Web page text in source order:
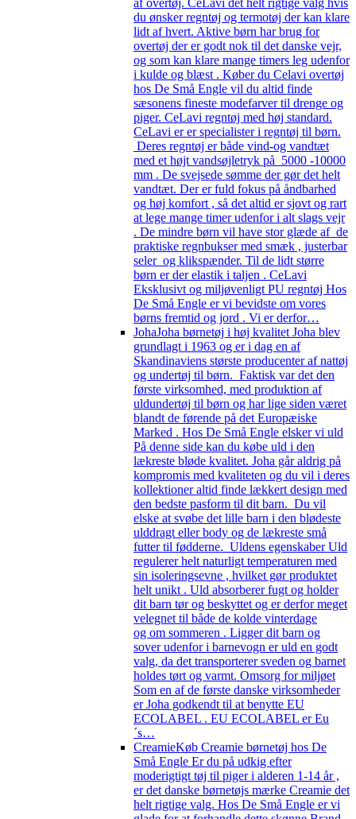
du ønsker regntøj og termotøj der kan klare
lidt af hvert. Aktive børn har brug for
overtøj der er godt nok til det danske vejr,
og som kan klare mange timers leg udenfor
i kulde og blæst . Køber du Celavi overtøj
hos De Små Engle vil du altid finde
sæsonens fineste modefarver til drenge og
piger. CeLavi regntøj med høj standard.
CeLavi er er specialister i regntøj til børn.
Deres regntøj er både vind-og vandtæt
med et højt vandsøjletryk på 5000 -10000
mm . De svejsede sømme der gør det helt
vandtæt. Der er fuld fokus på åndbarhed
og høj komfort , så det altid er sjovt og rart
at lege mange timer udenfor i alt slags vejr
. De mindre børn vil have stor glæde af de
praktiske regnbukser med smæk , justerbar
seler og klikspænder. Til de lidt større
børn er der elastik i taljen . CeLavi
Eksklusivt og miljøvenligt PU regntøj Hos
De Små Engle er vi bevidste om vores
børns fremtid og jord . Vi er derfor…
JohaJoha børnetøj i høj kvalitet Joha blev
grundlagt i 1963 og er i dag en af
Skandinaviens største producenter af nattøj
og undertøj til børn. Faktisk var det den
første virksomhed, med produktion af
uldundertøj til børn og har lige siden været
blandt de førende på det Europæiske
Marked . Hos De Små Engle elsker vi uld
På denne side kan du købe uld i den
lækreste bløde kvalitet. Joha går aldrig på
kompromis med kvaliteten og du vil i deres
kollektioner altid finde lækkert design med
den bedste pasform til dit barn. Du vil
elske at svøbe det lille barn i den blødeste
ulddragt eller body og de lækreste små
futter til fødderne. Uldens egenskaber Uld
regulerer helt naturligt temperaturen med
sin isoleringsevne , hvilket gør produktet
helt unikt . Uld absorberer fugt og holder
dit barn tør og beskyttet og er derfor meget
velegnet til både de kolde vinterdage
og om sommeren . Ligger dit barn og
sover udenfor i barnevogn er uld en godt
valg, da det transporterer sveden og barnet
holdes tørt og varmt. Omsorg for miljøet
Som en af de første danske virksomheder
er Joha godkendt til at benytte EU
ECOLABEL . EU ECOLABEL er Eu
´s…
CreamieKøb Creamie børnetøj hos De
Små Engle Er du på udkig efter
moderigtigt tøj til piger i alderen 1-14 år ,
er det danske børnetøjs mærke Creamie det
helt rigtige valg. Hos De Små Engle er vi